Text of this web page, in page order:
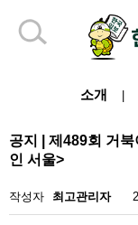
소개
공지 | 제489회 거
인 서울>
작성자 최고관리자
하단 영역